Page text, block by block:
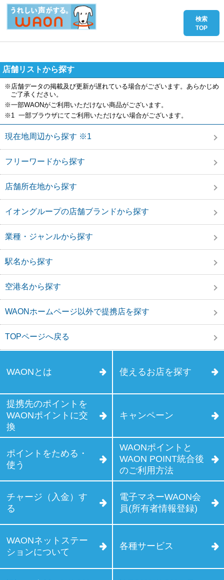
店舗リストから探す
※店舗データの掲載及び更新が遅れている場合がございます。あらかじめ
ご了承ください。
※一部WAONがご利用いただけない商品がございます。
※1 一部ブラウザにてご利用いただけない場合がございます。
現在地周辺から探す ※1
フリーワードから探す
店舗所在地から探す
イオングループの店舗ブランドから探す
業種・ジャンルから探す
駅名から探す
空港名から探す
WAONホームページ以外で提携店を探す
TOPページへ戻る